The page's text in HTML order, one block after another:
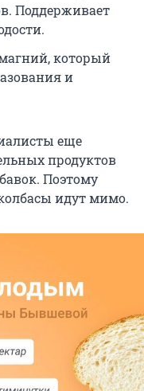
Поддерживает
который
и
еще
продуктов
Поэтому
идут мимо.